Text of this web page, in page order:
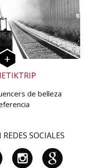
de belleza
SOCIALES